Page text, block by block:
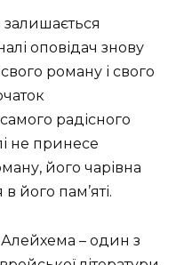
оповідач знову
роману і свого
радісного
не принесе
його чарівна
його пам’яті.
– один з